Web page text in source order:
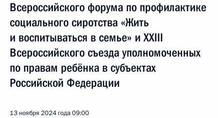
Всероссийского форума по профилактике
социального сиротства «Жить
и воспитываться в семье» и XXIII
Всероссийского съезда уполномоченных
по правам ребёнка в субъектах
Российской Федерации
13 ноября 2024 года09:00